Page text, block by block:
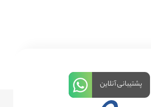
پشتیبانی آنلاین